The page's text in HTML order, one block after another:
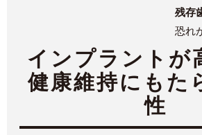
残存
恐れ
インプラントが
健康維持にもた
性